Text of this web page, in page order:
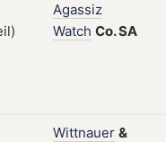
Agassiz
Watch Co.SA
Wittnauer &